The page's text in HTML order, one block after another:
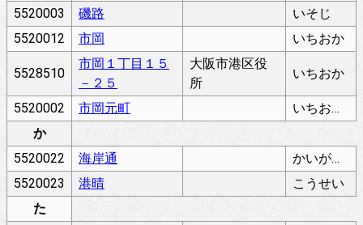
5520003
磯路
いそじ
5520012
市岡 いちおか
5528510
市岡１丁目１５
－２５
大阪市港区役
所
いちおか
5520002 市岡元町
いちおかもとまち
か
5520022
海岸通
かいがんどおり
5520023
港晴
こうせい
た